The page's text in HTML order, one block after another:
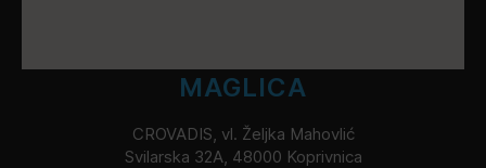
MAGLICA
CROVADIS, vl. Željka Mahovlić
Svilarska 32A, 48000 Koprivnica